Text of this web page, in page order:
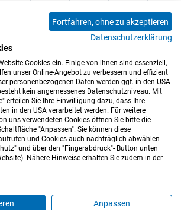
15 16 17
18
24 25 26
27
31
Datenschutz Barrierefreiheitserklärung
Blog Mitarbeiter*innen
Fortfahren, ohne zu akzeptieren
Datenschutzerklärung
Cookies ein. Einige von ihnen sind essenziell,
unser Online-Angebot zu verbessern und effizient
personenbezogenen Daten werden ggf. in den USA
kein angemessenes Datenschutzniveau. Mit
erteilen Sie Ihre Einwilligung dazu, dass Ihre
in den USA verarbeitet werden. Für weitere
uns verwendeten Cookies öffnen Sie bitte die
"Anpassen". Sie können diese
und Cookies auch nachträglich abwählen
und über den "Fingerabdruck"- Button unten
Nähere Hinweise erhalten Sie zudem in der
Anpassen